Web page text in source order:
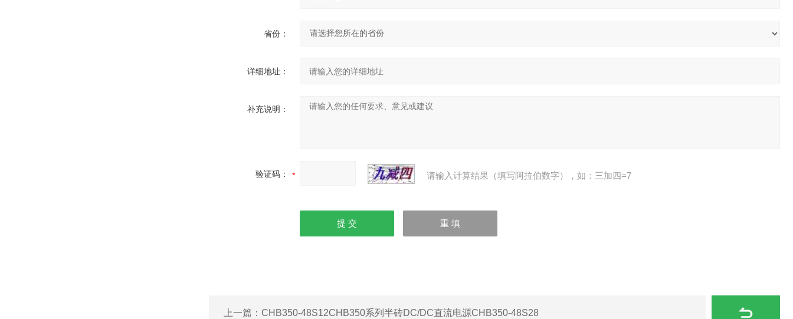
省份：
详细地址：
补充说明：
验证码： 请输入计算结果（填写阿拉伯数字），如：三加四=7
上一篇： CHB350-48S12CHB350系列半砖DC/DC直流电源CHB350-48S28